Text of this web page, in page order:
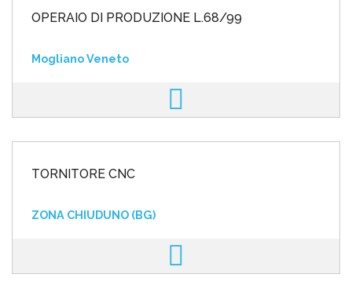
OPERAIO DI PRODUZIONE L.68/99
Mogliano Veneto
TORNITORE CNC
ZONA CHIUDUNO (BG)